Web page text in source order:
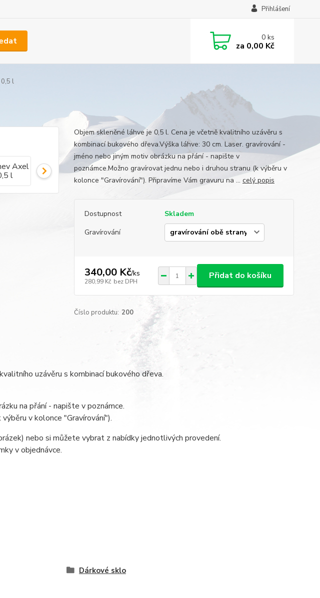
Přihlášení
0ks
za 0,00 Kč
0,5 l
Objem skleněné láhve je 0,5 l. Cena je včetně kvalitního uzávěru s
kombinací bukového dřeva.Výška láhve: 30 cm. Laser. gravírování -
jméno nebo jiným motiv obrázku na přání - napište v
poznámce.Možno gravírovat jednu nebo i druhou stranu (k výběru v
kolonce "Gravírování"). Připravíme Vám gravuru na ... celý popis
Dostupnost
Skladem
Gravírování
340,00 Kč/ks
280,99 Kč bez DPH
Přidat do košíku
Číslo produktu: 200
uzávěru s kombinací bukového dřeva.
na přání - napište v poznámce.
v kolonce "Gravírování").
nebo si můžete vybrat z nabídky jednotlivých provedení.
v objednávce.
Dárkové sklo